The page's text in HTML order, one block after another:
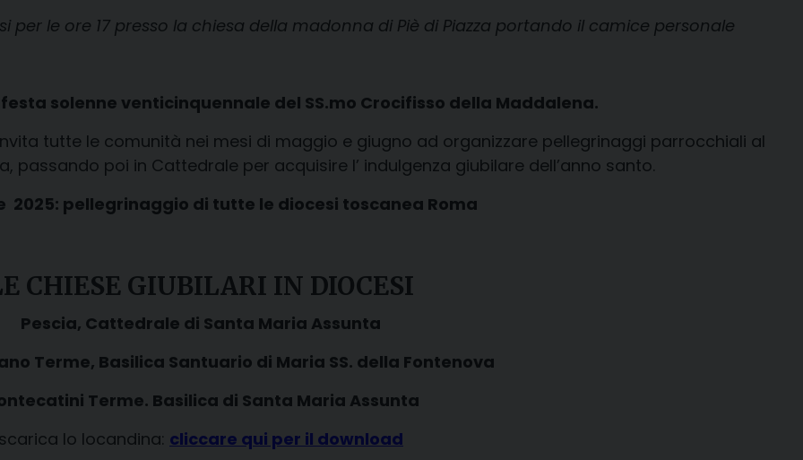
per le ore 17 presso la chiesa della madonna di Piè di Piazza portando il camice personale
festa solenne venticinquennale del SS.mo Crocifisso della Maddalena.
tutte le comunità nei mesi di maggio e giugno ad organizzare pellegrinaggi parrocchiali al
passando poi in Cattedrale per acquisire l’ indulgenza giubilare dell’anno santo.
2025: pellegrinaggio di tutte le diocesi toscanea Roma
CHIESE GIUBILARI IN DIOCESI
Pescia, Cattedrale di Santa Maria Assunta
Terme, Basilica Santuario di Maria SS. della Fontenova
Terme. Basilica di Santa Maria Assunta
scarica lo locandina: cliccare qui per il download